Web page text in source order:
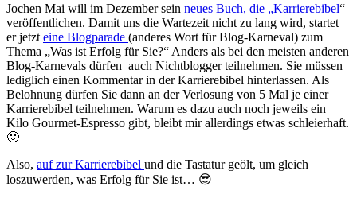
Jochen Mai will im Dezember sein neues Buch, die „Karrierebibel“
veröffentlichen. Damit uns die Wartezeit nicht zu lang wird, startet
er jetzt eine Blogparade (anderes Wort für Blog-Karneval) zum
Thema „Was ist Erfolg für Sie?“ Anders als bei den meisten anderen
Blog-Karnevals dürfen auch Nichtblogger teilnehmen. Sie müssen
lediglich einen Kommentar in der Karrierebibel hinterlassen. Als
Belohnung dürfen Sie dann an der Verlosung von 5 Mal je einer
Karrierebibel teilnehmen. Warum es dazu auch noch jeweils ein
Kilo Gourmet-Espresso gibt, bleibt mir allerdings etwas schleierhaft.
🙂
Also, auf zur Karrierebibel und die Tastatur geölt, um gleich
loszuwerden, was Erfolg für Sie ist… 😎